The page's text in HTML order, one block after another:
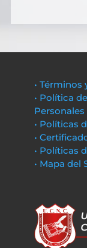
•
• Política
Personales
• Políticas
•
• Políticas
• Mapa del